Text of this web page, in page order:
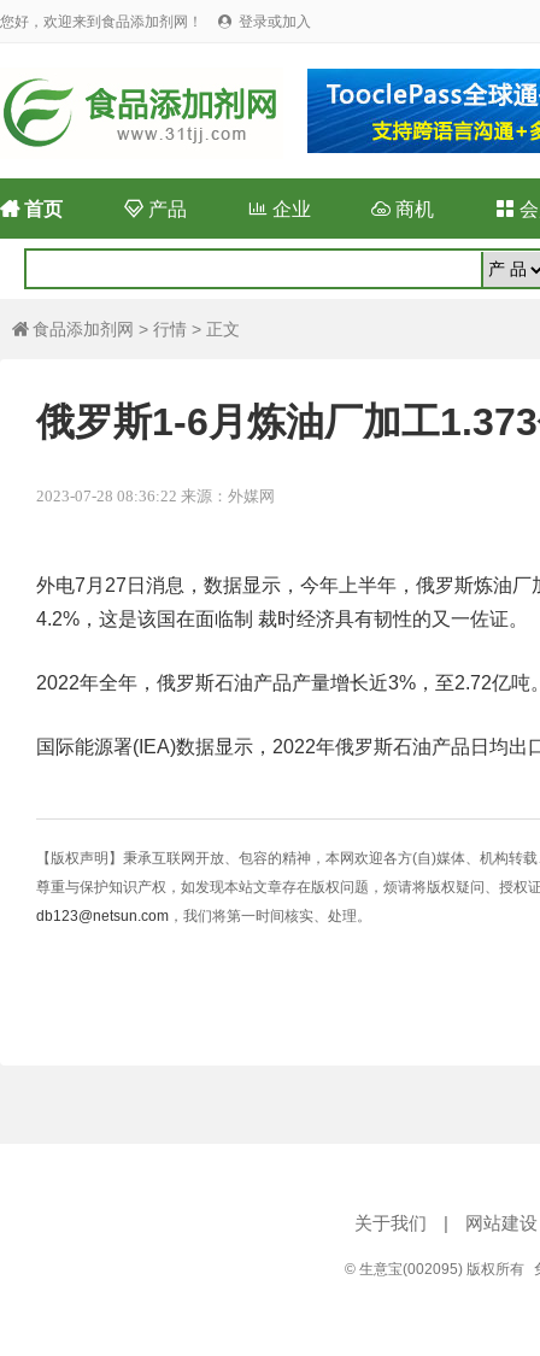
您好，欢迎来到食品添加剂网！  登录或加入
首页 产品 企业  商机 
 食品添加剂网 > 行情 > 正文
俄罗斯1-6月炼油厂加工
2023-07-28 08:36:22 来源：外媒网
外电7月27日消息，数据显示，今年上半年，俄罗斯炼油
4.2%，这是该国在面临制 裁时经济具有韧性的又一佐证。
2022年全年，俄罗斯石油产品产量增长近3%，至2.72亿吨
国际能源署(IEA)数据显示，2022年俄罗斯石油产品日均出
【版权声明】秉承互联网开放、包容的精神，本网欢迎各方(自)媒体、机构转
尊重与保护知识产权，如发现本站文章存在版权问题，烦请将版权疑问、授权
db123@netsun.com ，我们将第一时间核实、处理。
关于我们 | 网站建设
© 生意宝(002095) 版权所有